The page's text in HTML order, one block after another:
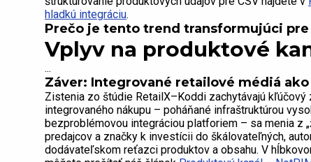
hladkú integráciu.
Prečo je tento trend transformujúci
Vplyv na produktové
...
Záver: Integrované retailové médiá
Zistenia zo štúdie RetailX–Koddi zachytávajú
integrovaného nákupu – poháňané infraštruktúrou
bezproblémovou integráciou platforiem – sa menia z
predajcov a značky k investícii do škálovateľných,
dodávateľskom reťazci produktov a obsahu. V